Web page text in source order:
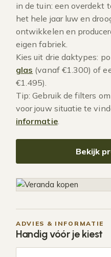
in de tuin: een overdekt
het hele jaar luw en
ontwikkelen en
eigen fabriek.
Kies uit drie daktypes:
glas (vanaf €1.300) of
€1.495).
Tip: Gebruik de filters
voor jouw situatie te
informatie.
Bekijk
ADVIES & INFORMATIE
Handig vóór je kiest